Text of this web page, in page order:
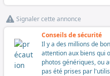
Signaler cette annonce
Conseils de sécurité
Il y a des millions de
attention aux biens qui
photos génériques, ou
pas été prises par